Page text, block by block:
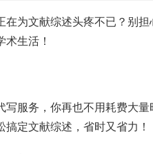
在为文献综述头疼不已？别
术生活！
写服务，你再也不用耗费大
搞定文献综述，省时又省力！